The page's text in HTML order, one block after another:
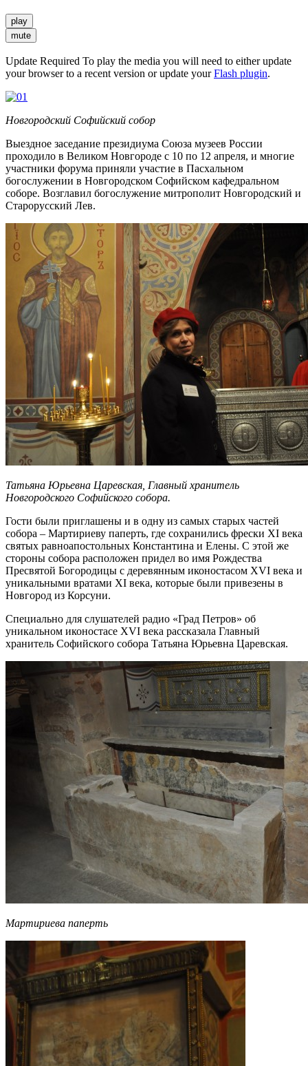
play
mute
Update Required To play the media you will need to either update
your browser to a recent version or update yourFlash plugin.
Новгородский Софийский собор
Выездное заседание президиума Союза музеев России
проходило в Великом Новгороде с 10 по 12 апреля, и многие
участники форума приняли участие в Пасхальном
богослужении в Новгородском Софийском кафедральном
соборе. Возглавил богослужение митрополит Новгородский и
Старорусский Лев.
Татьяна Юрьевна Царевская, Главный хранитель
Новгородского Софийского собора.
Гости были приглашены и в одну из самых старых частей
собора – Мартириеву паперть, где сохранились фрески XI века
святых равноапостольных Константина и Елены. С этой же
стороны собора расположен придел во имя Рождества
Пресвятой Богородицы с деревянным иконостасом XVI века и
уникальными вратами XI века, которые были привезены в
Новгород из Корсуни.
Специально для слушателей радио «Град Петров» об
уникальном иконостасе XVI века рассказала Главный
хранитель Софийского собора Татьяна Юрьевна Царевская.
Мартириева паперть